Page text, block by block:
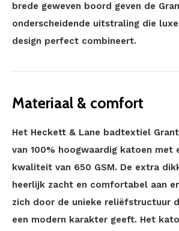
brede geweven boord geven de
onderscheidende uitstraling die
design perfect combineert.
Materiaal & comfort
Het Heckett & Lane badtextiel
van 100% hoogwaardig katoen met
kwaliteit van 650 GSM. De extra
heerlijk zacht en comfortabel aan
zich door de unieke reliëfstructuur
een modern karakter geeft. Het